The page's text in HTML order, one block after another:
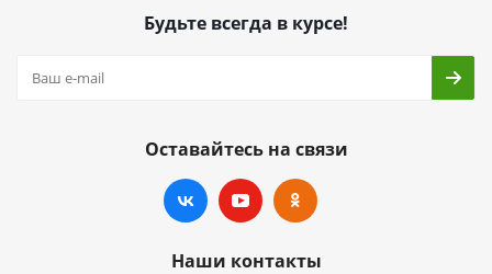
Будьте всегда в курсе!
Оставайтесь на связи
Наши контакты